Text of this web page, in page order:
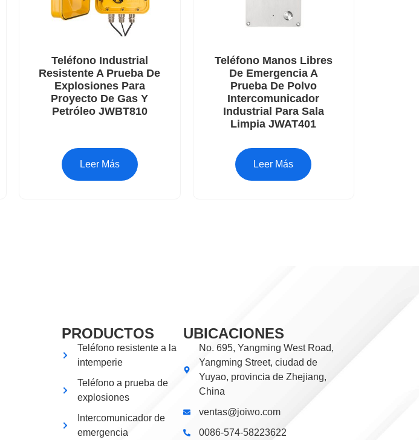
Teléfono Industrial
Resistente A Prueba De
Explosiones Para
Proyecto De Gas Y
Petróleo JWBT810
Leer Más
Teléfono Manos Libres
De Emergencia A
Prueba De Polvo
Intercomunicador
Industrial Para Sala
Limpia JWAT401
Leer Más
PRODUCTOS
Teléfono resistente a la
intemperie
Teléfono a prueba de
explosiones
Intercomunicador de
emergencia
UBICACIONES
No. 695, Yangming West Road,
Yangming Street, ciudad de
Yuyao, provincia de Zhejiang,
China
ventas@joiwo.com
0086-574-58223622